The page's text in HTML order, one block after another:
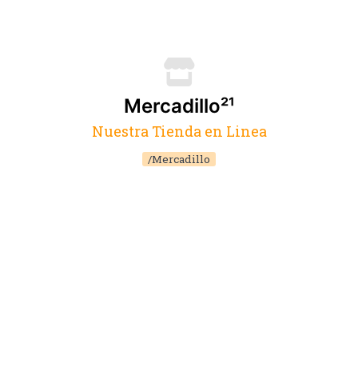
Mercadillo²¹
Nuestra Tienda en Linea
/Mercadillo